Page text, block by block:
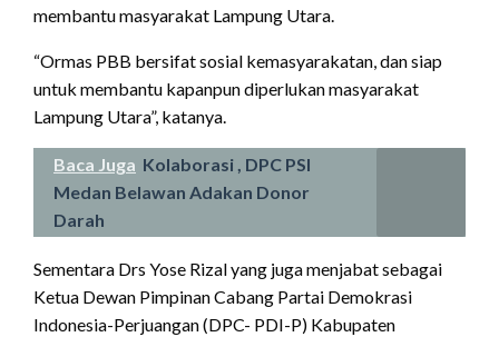
membantu masyarakat Lampung Utara.
“Ormas PBB bersifat sosial kemasyarakatan, dan siap
untuk membantu kapanpun diperlukan masyarakat
Lampung Utara”, katanya.
Baca Juga Kolaborasi , DPC PSI
Medan Belawan Adakan Donor
Darah
Sementara Drs Yose Rizal yang juga menjabat sebagai
Ketua Dewan Pimpinan Cabang Partai Demokrasi
Indonesia-Perjuangan (DPC- PDI-P) Kabupaten